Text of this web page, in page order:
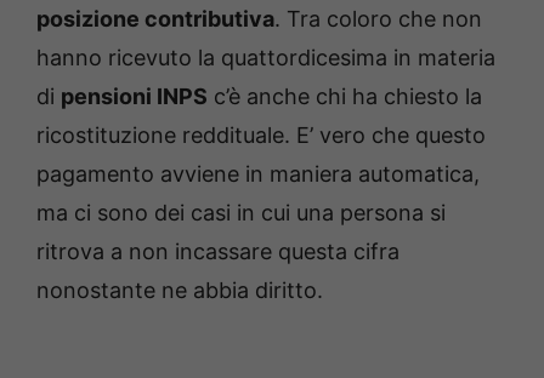
posizione contributiva. Tra coloro che non
hanno ricevuto la quattordicesima in materia
di pensioni INPS c’è anche chi ha chiesto la
ricostituzione reddituale. E’ vero che questo
pagamento avviene in maniera automatica,
ma ci sono dei casi in cui una persona si
ritrova a non incassare questa cifra
nonostante ne abbia diritto.